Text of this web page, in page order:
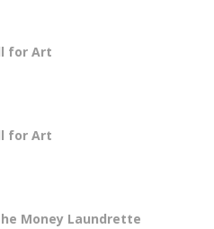
for Art
for Art
Money Laundrette